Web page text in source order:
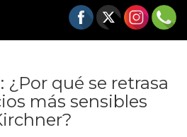
¿Por qué se retrasa
más sensibles